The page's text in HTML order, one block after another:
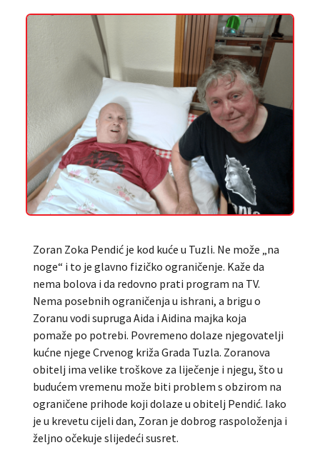
Zoran Zoka Pendić je kod kuće u Tuzli. Ne može „na
noge“ i to je glavno fizičko ograničenje. Kaže da
nema bolova i da redovno prati program na TV.
Nema posebnih ograničenja u ishrani, a brigu o
Zoranu vodi supruga Aida i Aidina majka koja
pomaže po potrebi. Povremeno dolaze njegovatelji
kućne njege Crvenog križa Grada Tuzla. Zoranova
obitelj ima velike troškove za liječenje i njegu, što u
budućem vremenu može biti problem s obzirom na
ograničene prihode koji dolaze u obitelj Pendić. Iako
je u krevetu cijeli dan, Zoran je dobrog raspoloženja i
željno očekuje slijedeći susret.